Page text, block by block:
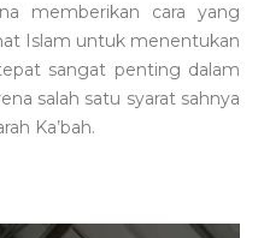
memberikan cara yang
Islam untuk menentukan
sangat penting dalam
salah satu syarat sahnya
Ka’bah.